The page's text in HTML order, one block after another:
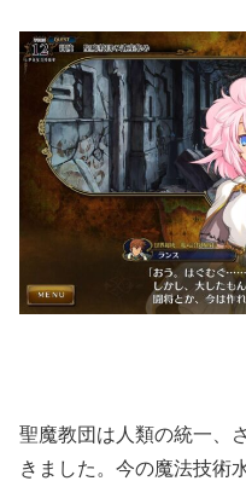
聖魔教団は人類の統一、
きました。今の魔法技術